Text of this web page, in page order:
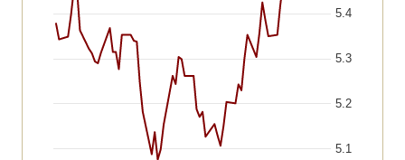
5.1
5.2
5.3
5.4